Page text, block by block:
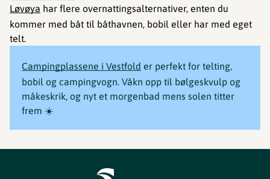
Løvøya har flere overnattingsalternativer, enten du
kommer med båt til båthavnen, bobil eller har med eget
telt.
Campingplassene i Vestfold er perfekt for telting,
bobil og campingvogn. Våkn opp til bølgeskvulp og
måkeskrik, og nyt et morgenbad mens solen titter
frem ☀️